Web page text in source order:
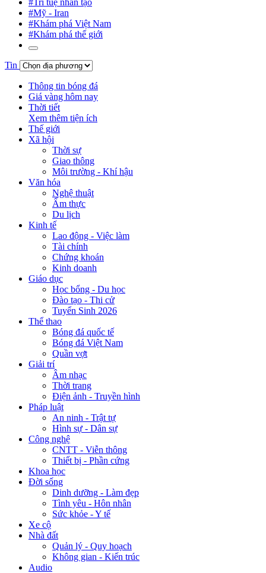
#Trí tuệ nhân tạo
#Mỹ - Iran
#Khám phá Việt Nam
#Khám phá thế giới
Tin
Thông tin bóng đá
Giá vàng hôm nay
Thời tiết
Xem thêm tiện ích
Thế giới
Xã hội
Thời sự
Giao thông
Môi trường - Khí hậu
Văn hóa
Nghệ thuật
Ẩm thực
Du lịch
Kinh tế
Lao động - Việc làm
Tài chính
Chứng khoán
Kinh doanh
Giáo dục
Học bổng - Du học
Đào tạo - Thi cử
Tuyển Sinh 2026
Thể thao
Bóng đá quốc tế
Bóng đá Việt Nam
Quần vợt
Giải trí
Âm nhạc
Thời trang
Điện ảnh - Truyền hình
Pháp luật
An ninh - Trật tự
Hình sự - Dân sự
Công nghệ
CNTT - Viễn thông
Thiết bị - Phần cứng
Khoa học
Đời sống
Dinh dưỡng - Làm đẹp
Tình yêu - Hôn nhân
Sức khỏe - Y tế
Xe cộ
Nhà đất
Quản lý - Quy hoạch
Không gian - Kiến trúc
Audio